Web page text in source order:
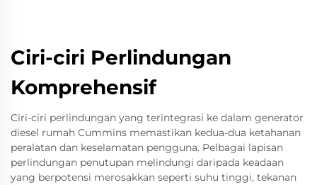
Ciri-ciri Perlindungan
Komprehensif
Ciri-ciri perlindungan yang terintegrasi ke dalam generator
diesel rumah Cummins memastikan kedua-dua ketahanan
peralatan dan keselamatan pengguna. Pelbagai lapisan
perlindungan penutupan melindungi daripada keadaan
yang berpotensi merosakkan seperti suhu tinggi, tekanan